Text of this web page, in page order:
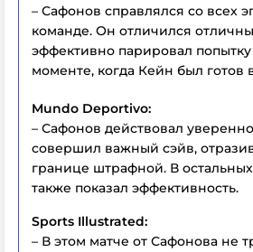
– Сафонов справлялся со всех
команде. Он отличился
эффективно парировал
моменте, когда Кейн был готов
Mundo Deportivo:
– Сафонов действовал
совершил важный сэйв,
границе штрафной. В
также показал эффективность.
Sports Illustrated:
– В этом матче от Сафонова не